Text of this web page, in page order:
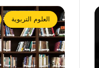
العلوم التربوية